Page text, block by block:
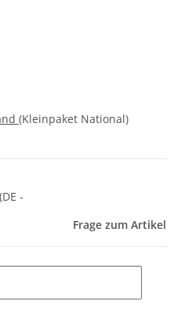
(Kleinpaket National)
(DE -
Frage zum Artikel